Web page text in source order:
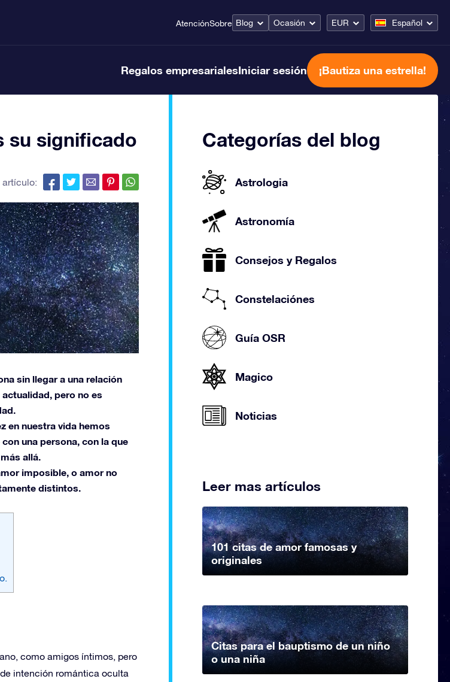
AtenciónSobre Blog Ocasión EUR Español
Regalos empresarialesIniciar sesión ¡Bautiza una estrella!
su significado
artículo:
sin llegar a una relación
pero no es
en nuestra vida hemos
una persona, con la que
allá.
imposible, o amor no
distintos.
como amigos íntimos, pero
intención romántica oculta
Categorías del blog
Astrologia
Astronomía
Consejos y Regalos
Constelaciónes
Guía OSR
Magico
Noticias
Leer mas artículos
101 citas de amor famosas y
originales
Citas para el bauptismo de un niño
o una niña